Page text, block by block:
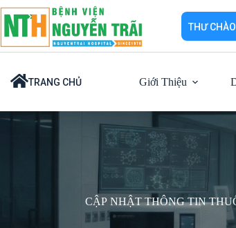
Chuyển
đến
phần
dung
THƯ
TRANG CHỦ Giới Thiệu
CẬP NHẬT THÔNG TIN